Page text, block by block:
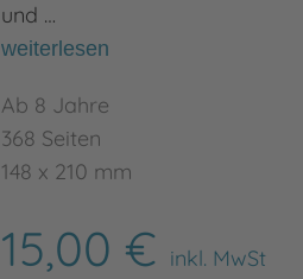
und …
weiterlesen
Ab 8 Jahre
368 Seiten
148 x 210 mm
15,00 € inkl. MwSt